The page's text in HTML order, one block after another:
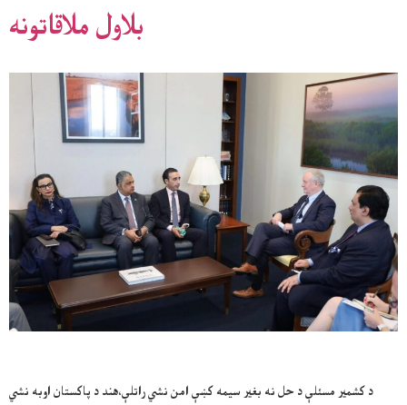
بلاول ملاقاتونه
د کشمير مسئلې د حل نه بغير سيمه کښې امن نشي راتلې،هند د پاکستان اوبه نشي